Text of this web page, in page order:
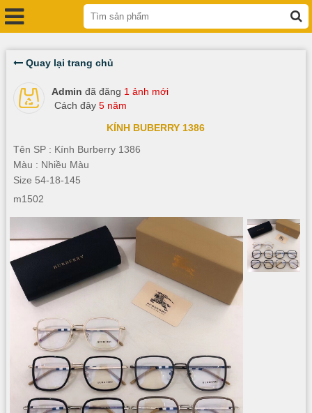
Quay lại trang chủ
Admin đã đăng 1 ảnh mới
Cách đây 5 năm
KÍNH BUBERRY 1386
Tên SP : Kính Burberry 1386
Màu : Nhiều Màu
Size 54-18-145
m1502